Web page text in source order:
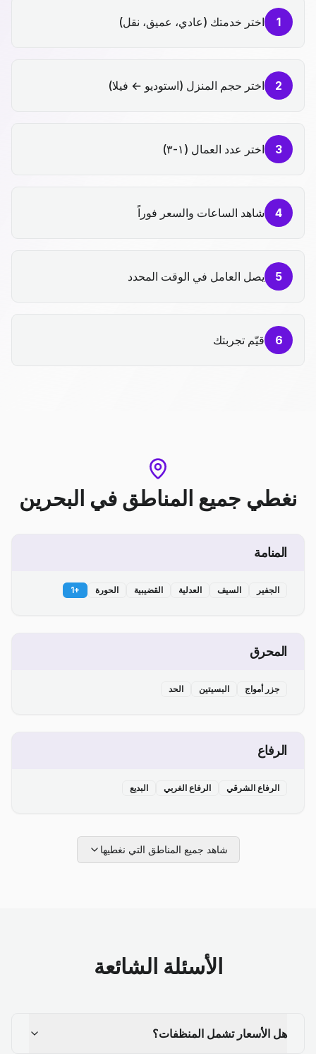
1 اختر خدمتك (عادي، عميق، نقل)
2 اختر حجم المنزل (استوديو ← فيلا)
3 اختر عدد العمال (١-٣)
4 شاهد الساعات والسعر فوراً
5 يصل العامل في الوقت المحدد
6 قيّم تجربتك
نغطي جميع المناطق في البحرين
المنامة
الجفير السيف العدلية القضيبية الحورة +
1
المحرق
جزر أمواج البسيتين الحد
الرفاع
الرفاع الشرقي الرفاع الغربي البديع
شاهد جميع المناطق التي نغطيها
الأسئلة الشائعة
هل الأسعار تشمل المنظفات؟